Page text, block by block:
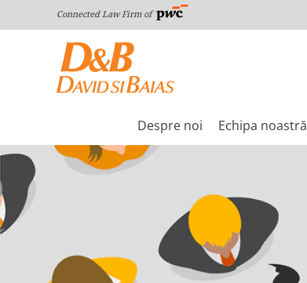
to
Connected Law Firm of
Despre noi Echipa noastră